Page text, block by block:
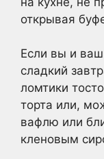
открывая
Если вы и
сладкий
ломтики
торта или,
вафлю или
кленовым